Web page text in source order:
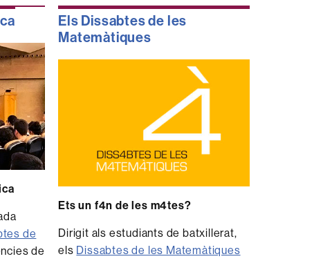
de
de
Els Dissabtes de les
Matemàtiques
Ets un f4n de les m4tes?
Dirigit als estudiants de batxillerat,
els Dissabtes de les Matemàtiques